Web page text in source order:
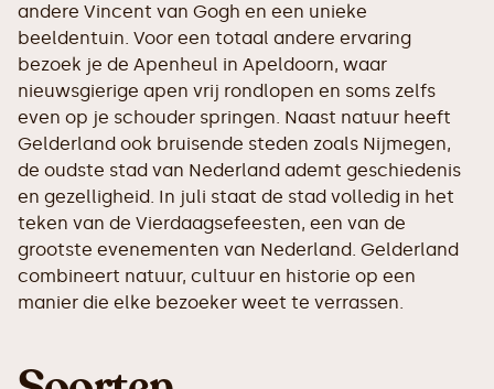
andere Vincent van Gogh en een unieke
beeldentuin. Voor een totaal andere ervaring
bezoek je de Apenheul in Apeldoorn, waar
nieuwsgierige apen vrij rondlopen en soms zelfs
even op je schouder springen. Naast natuur heeft
Gelderland ook bruisende steden zoals Nijmegen,
de oudste stad van Nederland ademt geschiedenis
en gezelligheid. In juli staat de stad volledig in het
teken van de Vierdaagsefeesten, een van de
grootste evenementen van Nederland. Gelderland
combineert natuur, cultuur en historie op een
manier die elke bezoeker weet te verrassen.